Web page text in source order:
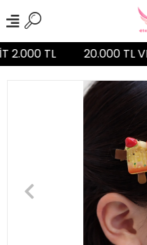
2.000 TL 20.000 TL